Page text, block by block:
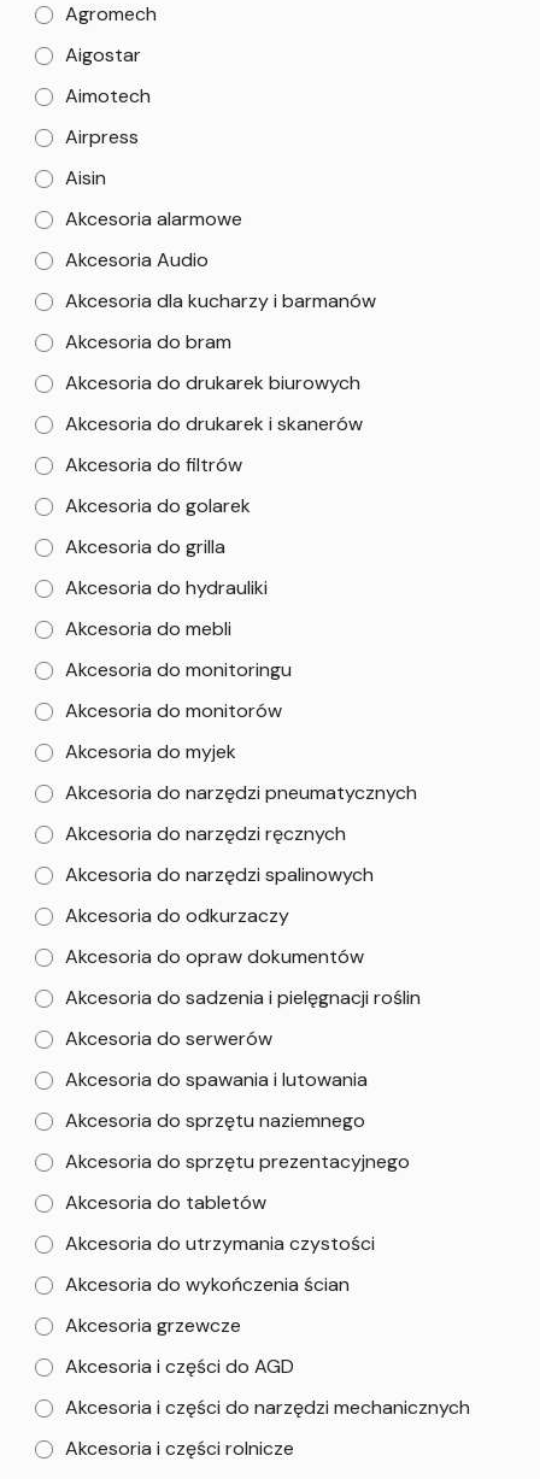
Agromech
Aigostar
Aimotech
Airpress
Aisin
Akcesoria alarmowe
Akcesoria Audio
Akcesoria dla kucharzy i barmanów
Akcesoria do bram
Akcesoria do drukarek biurowych
Akcesoria do drukarek i skanerów
Akcesoria do filtrów
Akcesoria do golarek
Akcesoria do grilla
Akcesoria do hydrauliki
Akcesoria do mebli
Akcesoria do monitoringu
Akcesoria do monitorów
Akcesoria do myjek
Akcesoria do narzędzi pneumatycznych
Akcesoria do narzędzi ręcznych
Akcesoria do narzędzi spalinowych
Akcesoria do odkurzaczy
Akcesoria do opraw dokumentów
Akcesoria do sadzenia i pielęgnacji roślin
Akcesoria do serwerów
Akcesoria do spawania i lutowania
Akcesoria do sprzętu naziemnego
Akcesoria do sprzętu prezentacyjnego
Akcesoria do tabletów
Akcesoria do utrzymania czystości
Akcesoria do wykończenia ścian
Akcesoria grzewcze
Akcesoria i części do AGD
Akcesoria i części do narzędzi mechanicznych
Akcesoria i części rolnicze